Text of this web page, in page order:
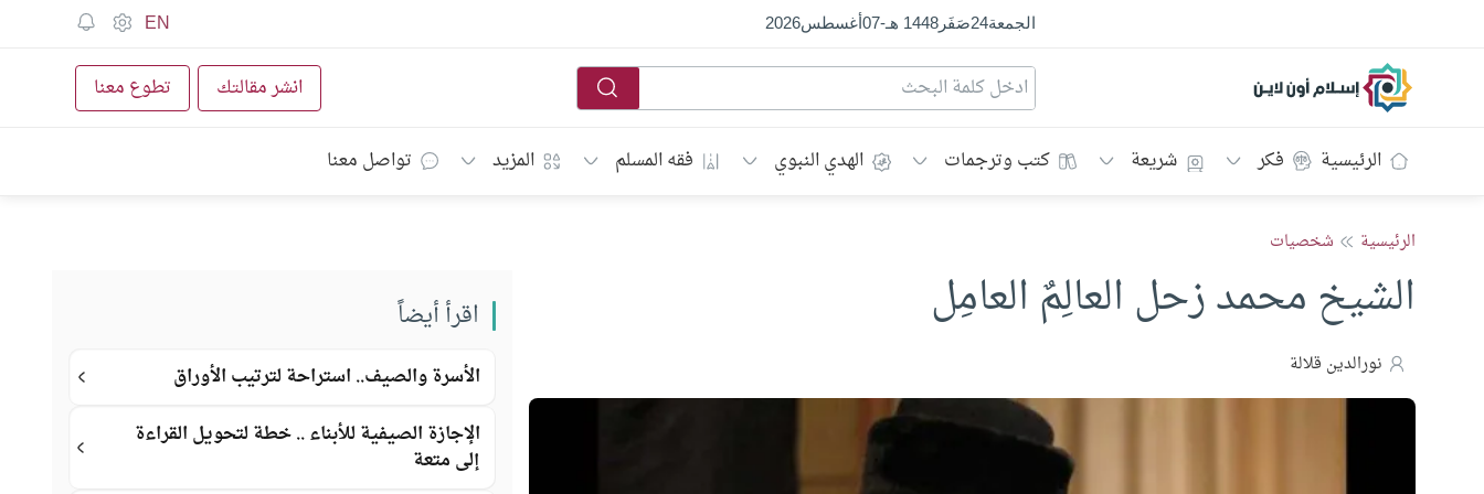
الجمعة24صَفَر1448 هـ -
07أغسطس2026
EN
إسلام أون لاين انشر مقالتك تطوع معنا
الرئيسية فكر شريعة كتب وترجمات الهدي النبوي فقه المسلم المزيد تواصل معنا
الرئيسية شخصيات
الشيخ محمد زحل العالِمٌ العامِل
نورالدين قلالة
اقرأ أيضاً
الأسرة والصيف.. استراحة لترتيب الأوراق
الإجازة الصيفية للأبناء .. خطة لتحويل القراءة
إلى متعة